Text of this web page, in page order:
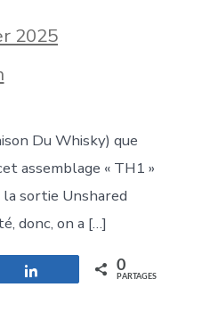
2025
Du Whisky) que
assemblage « TH1 »
sortie Unshared
donc, on a […]
Partagez 0
PARTAGES